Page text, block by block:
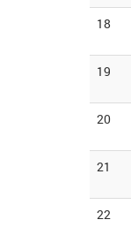
18
19
20
21
22